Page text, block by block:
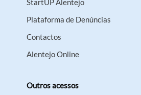
StartUP Alentejo
Plataforma de Denúncias
Contactos
Alentejo Online
Outros acessos